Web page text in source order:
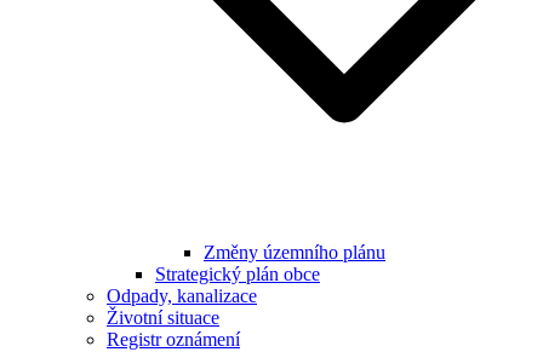
Změny územního plánu
Strategický plán obce
Odpady, kanalizace
Životní situace
Registr oznámení